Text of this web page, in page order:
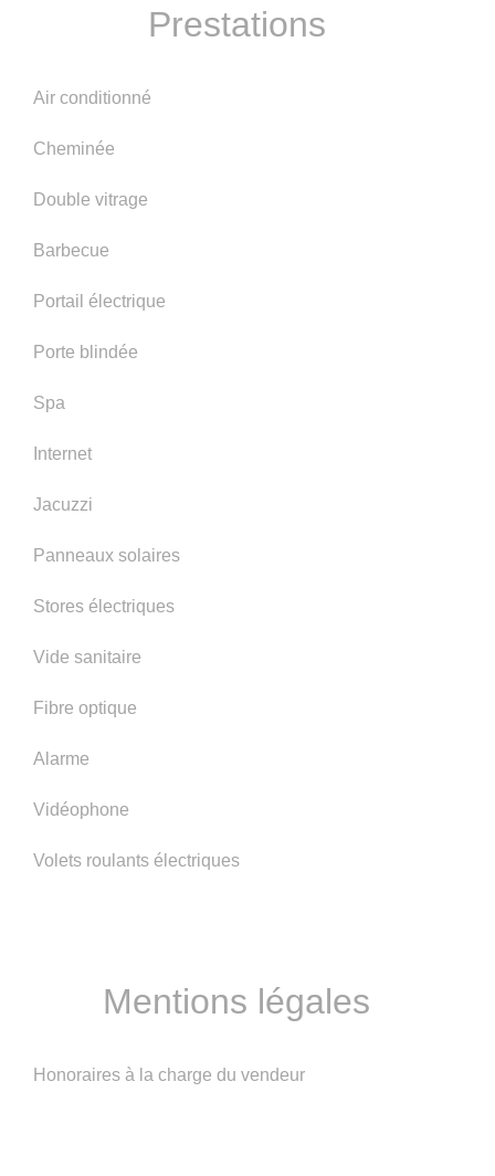
Prestations
Air conditionné
Cheminée
Double vitrage
Barbecue
Portail électrique
Porte blindée
Spa
Internet
Jacuzzi
Panneaux solaires
Stores électriques
Vide sanitaire
Fibre optique
Alarme
Vidéophone
Volets roulants électriques
Mentions légales
Honoraires à la charge du vendeur